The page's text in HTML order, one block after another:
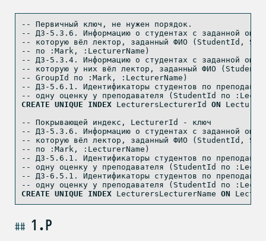
-- Первичный ключ, не нужен порядок.
-- ДЗ-5.3.6. Информацию о студентах с заданной
-- которую вёл лектор, заданный ФИО (StudentId,
-- по :Mark, :LecturerName)
-- ДЗ-5.3.4. Информацию о студентах с заданной
-- которую у них вёл лектор, заданный ФИО
-- GroupId по :Mark, :LecturerName)
-- ДЗ-5.6.1. Идентификаторы студентов по
-- одну оценку у преподавателя (StudentId по
CREATE UNIQUE INDEX LecturersLecturerId ON
-- Покрывающей индекс, LecturerId - ключ
-- ДЗ-5.3.6. Информацию о студентах с заданной
-- которую вёл лектор, заданный ФИО (StudentId,
-- по :Mark, :LecturerName)
-- ДЗ-5.6.1. Идентификаторы студентов по
-- одну оценку у преподавателя (StudentId по
-- ДЗ-6.5.1. Идентификаторы студентов по
-- одну оценку у преподавателя (StudentId по
CREATE UNIQUE INDEX LecturersLecturerName ON
1.P